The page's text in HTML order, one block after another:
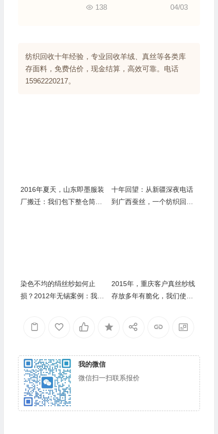
认为高档料，当场高价拍板04/03
138
纺织回收十年经验，专业回收羊绒、真丝等各类库
存面料，免费估价，现金结算，高效可靠。电话
15962220217。
2016年夏天，山东即墨服装
厂搬迁：我们包下整仓筒
十年回望：从新疆深夜电话
到广西蚕丝，一个纺织回收
染色不均的绢丝纱如何止
损？2012年无锡案例：我们
2015年，重庆客户真丝纱线
存放多年有脆化，我们使用
我的微信
微信扫一扫联系报价